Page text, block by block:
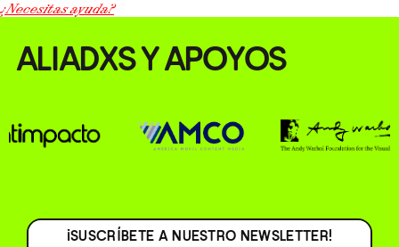
¿Necesitas ayuda?
ALIADXS Y APOYOS
¡SUSCRÍBETE A NUESTRO NEWSLETTER!